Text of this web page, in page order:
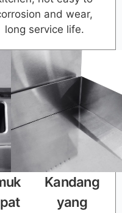
and wear,
long service life.
Kandang
yang